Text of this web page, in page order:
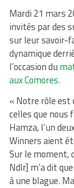
Mardi 21 mars
invités par des
sur leur savoir-
dynamique
l’occasion du
aux Comores.
« Notre rôle est
celles que nous
Hamza, l’un
Winners aient
Sur le moment,
Ndlr] m’a dit
à une blague.